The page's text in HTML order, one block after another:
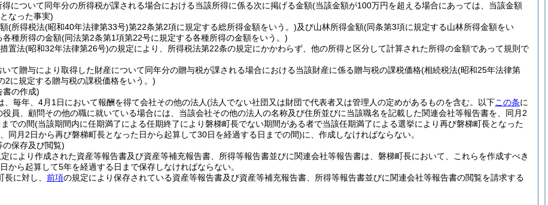
得について同年分の所得税が課される場合における当該所得に係る次に掲げる金額(当該金額が100万円を超える場合にあっては、当該金額
なった事実)
(所得税法(昭和40年法律第33号)第22条第2項に規定する総所得金額をいう。)及び山林所得金額(同条第3項に規定する山林所得金額をい
各種所得の金額(同法第2条第1項第22号に規定する各種所得の金額をいう。)
置法(昭和32年法律第26号)の規定により、所得税法第22条の規定にかかわらず、他の所得と区分して計算された所得の金額であって規則で
いて贈与により取得した財産について同年分の贈与税が課される場合における当該財産に係る贈与税の課税価格(相続税法(昭和25年法律第
2に規定する贈与税の課税価格をいう。)
書の作成)
、毎年、4月1日において報酬を得て会社その他の法人(法人でない社団又は財団で代表者又は管理人の定めがあるものを含む。以下この条に
役員、顧問その他の職に就いている場合には、当該会社その他の法人の名称及び住所並びに当該職名を記載した関連会社等報告書を、同月2
での間(当該期間内に任期満了による任期終了により磐梯町長でない期間がある者で当該任期満了による選挙により再び磐梯町長となった
同月2日から再び磐梯町長となった日から起算して30日を経過する日までの間)に、作成しなければならない。
保存及び閲覧)
により作成された資産等報告書及び資産等補充報告書、所得等報告書並びに関連会社等報告書は、磐梯町長において、これらを作成すべき
から起算して5年を経過する日まで保存しなければならない。
に対し、 前項の規定により保存されている資産等報告書及び資産等補充報告書、所得等報告書並びに関連会社等報告書の閲覧を請求する